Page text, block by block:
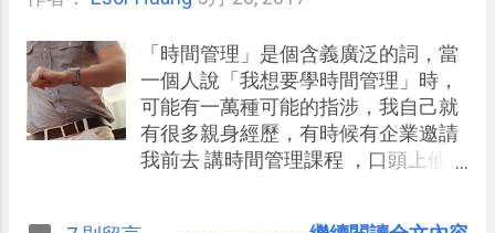
識」。 我實際測試，「形色」的拍照
辨識速度非常的快，真的就像其號稱
的「一秒鐘」可以辨識出花名，在我
所認識的範圍裡，他的辨識度也頗準
確，更棒的是他還有社群功能，我們
「時間管理」是個含義廣泛的詞，當
一個人說「我想要學時間管理」時，
可能有一萬種可能的指涉，我自己就
有很多親身經歷，有時候有企業邀請
我前去 講時間管理課程 ，口頭上他們